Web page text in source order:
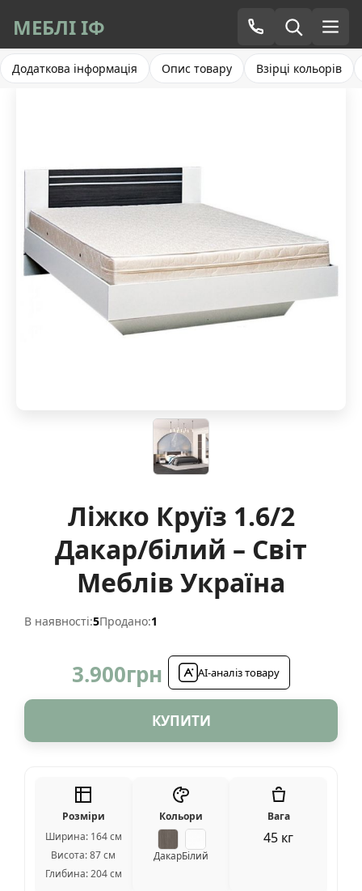
МЕБЛІ ІФ
Додаткова інформація Опис товару Взірці кольорів
Ліжко Круїз 1.6/2
Дакар/білий – Світ
Меблів Україна
В наявності:5Продано:1
3.900грн AI-аналіз товару
КУПИТИ
Розміри
Ширина: 164 см
Висота: 87 см
Глибина: 204 см
Кольори
ДакарБілий
Вага
45 кг